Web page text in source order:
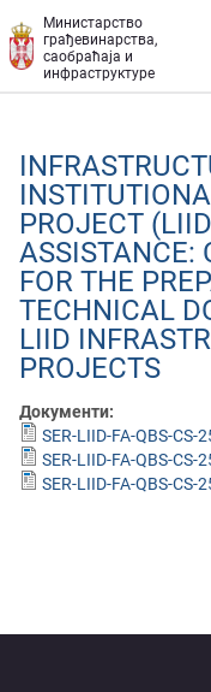
Министарство
грађевинарства,
саобраћаја и
инфраструктуре
PROJECT
ASSISTANCE:
FOR THE
TECHNICAL
LIID
PROJECTS
Документи:
SER-LIID-FA-QBS-
SER-LIID-FA-QBS-CS-
SER-LIID-FA-QBS-CS-